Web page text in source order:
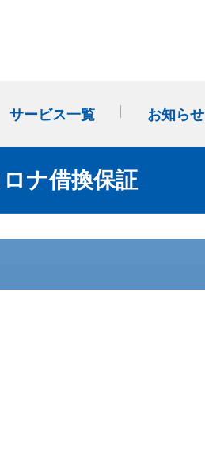
サービス一覧
始まる「経営管理」
）
トナー)
お知らせ
ロナ借換保証